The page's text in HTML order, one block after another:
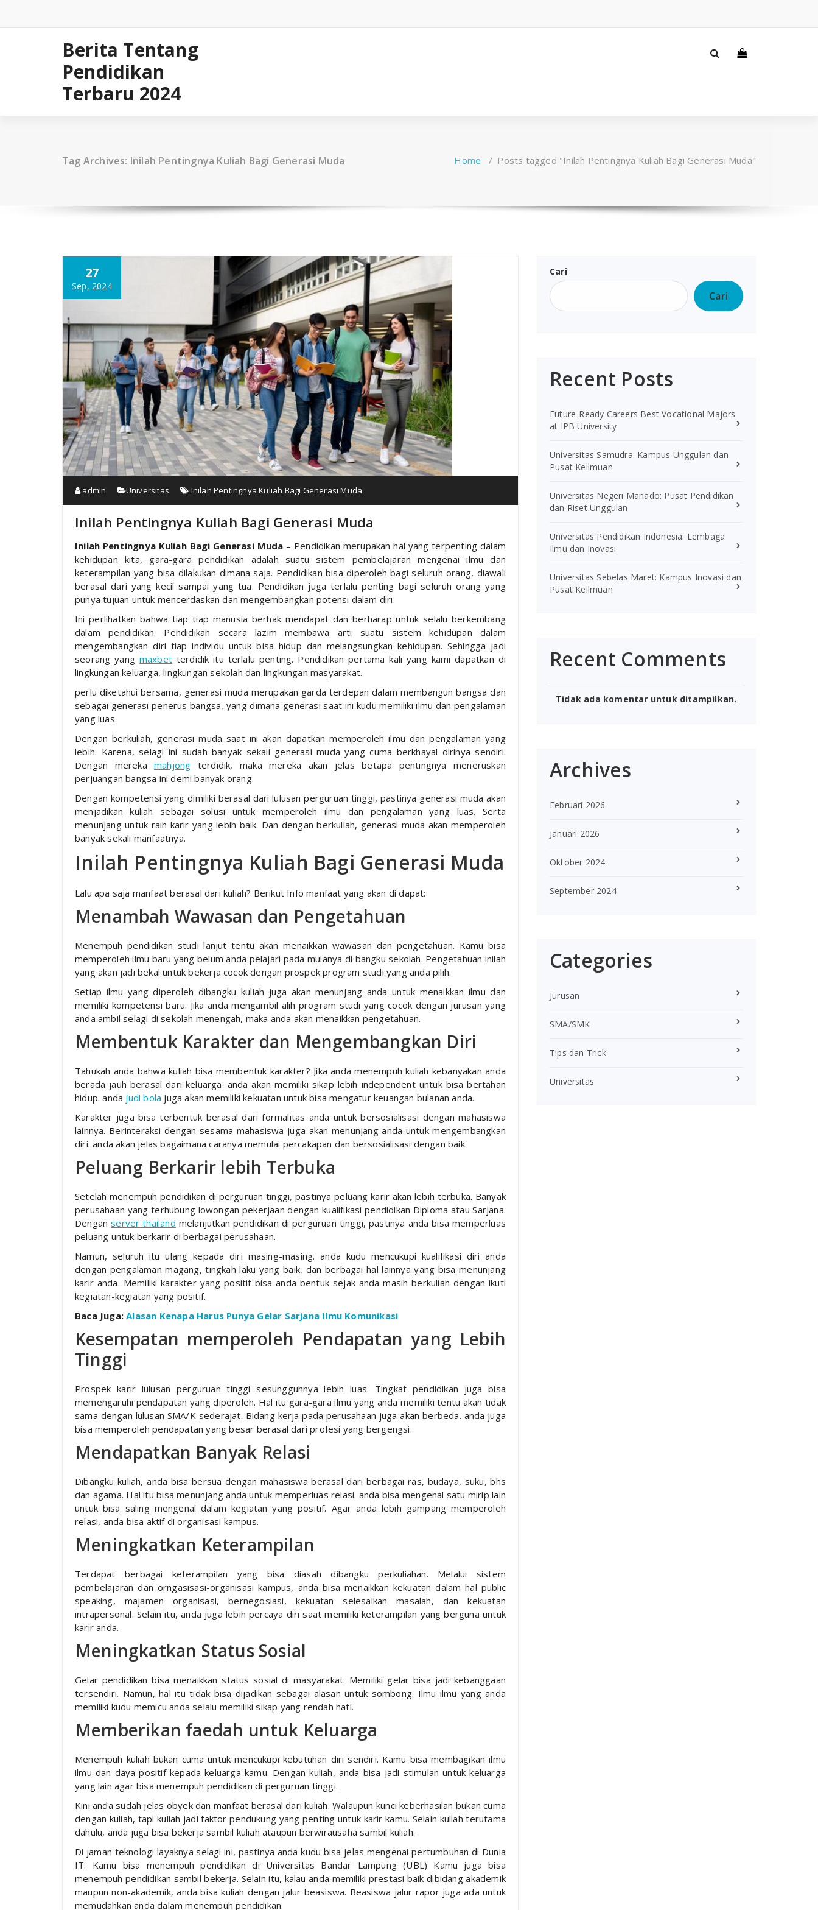
content
Berita Tentang
Pendidikan
Terbaru 2024
Tag Archives: Inilah Pentingnya Kuliah Bagi Generasi Muda Home / Posts tagged "Inilah Pentingnya Kuliah Bagi Generasi Muda"
27
Sep, 2024
admin Universitas Inilah Pentingnya Kuliah Bagi Generasi Muda
Inilah Pentingnya Kuliah Bagi Generasi Muda
Inilah Pentingnya Kuliah Bagi Generasi Muda – Pendidikan merupakan hal yang terpenting dalam
kehidupan kita, gara-gara pendidikan adalah suatu sistem pembelajaran mengenai ilmu dan
keterampilan yang bisa dilakukan dimana saja. Pendidikan bisa diperoleh bagi seluruh orang, diawali
berasal dari yang kecil sampai yang tua. Pendidikan juga terlalu penting bagi seluruh orang yang
punya tujuan untuk mencerdaskan dan mengembangkan potensi dalam diri.
Ini perlihatkan bahwa tiap tiap manusia berhak mendapat dan berharap untuk selalu berkembang
dalam pendidikan. Pendidikan secara lazim membawa arti suatu sistem kehidupan dalam
mengembangkan diri tiap individu untuk bisa hidup dan melangsungkan kehidupan. Sehingga jadi
seorang yang maxbet terdidik itu terlalu penting. Pendidikan pertama kali yang kami dapatkan di
lingkungan keluarga, lingkungan sekolah dan lingkungan masyarakat.
perlu diketahui bersama, generasi muda merupakan garda terdepan dalam membangun bangsa dan
sebagai generasi penerus bangsa, yang dimana generasi saat ini kudu memiliki ilmu dan pengalaman
yang luas.
Dengan berkuliah, generasi muda saat ini akan dapatkan memperoleh ilmu dan pengalaman yang
lebih. Karena, selagi ini sudah banyak sekali generasi muda yang cuma berkhayal dirinya sendiri.
Dengan merekamahjong terdidik, maka mereka akan jelas betapa pentingnya meneruskan
perjuangan bangsa ini demi banyak orang.
Dengan kompetensi yang dimiliki berasal dari lulusan perguruan tinggi, pastinya generasi muda akan
menjadikan kuliah sebagai solusi untuk memperoleh ilmu dan pengalaman yang luas. Serta
menunjang untuk raih karir yang lebih baik. Dan dengan berkuliah, generasi muda akan memperoleh
banyak sekali manfaatnya.
Inilah Pentingnya Kuliah Bagi Generasi Muda
Lalu apa saja manfaat berasal dari kuliah? Berikut Info manfaat yang akan di dapat:
Menambah Wawasan dan Pengetahuan
Menempuh pendidikan studi lanjut tentu akan menaikkan wawasan dan pengetahuan. Kamu bisa
memperoleh ilmu baru yang belum anda pelajari pada mulanya di bangku sekolah. Pengetahuan inilah
yang akan jadi bekal untuk bekerja cocok dengan prospek program studi yang anda pilih.
Setiap ilmu yang diperoleh dibangku kuliah juga akan menunjang anda untuk menaikkan ilmu dan
memiliki kompetensi baru. Jika anda mengambil alih program studi yang cocok dengan jurusan yang
anda ambil selagi di sekolah menengah, maka anda akan menaikkan pengetahuan.
Membentuk Karakter dan Mengembangkan Diri
Tahukah anda bahwa kuliah bisa membentuk karakter? Jika anda menempuh kuliah kebanyakan anda
berada jauh berasal dari keluarga. anda akan memiliki sikap lebih independent untuk bisa bertahan
hidup. anda judi bola juga akan memiliki kekuatan untuk bisa mengatur keuangan bulanan anda.
Karakter juga bisa terbentuk berasal dari formalitas anda untuk bersosialisasi dengan mahasiswa
lainnya. Berinteraksi dengan sesama mahasiswa juga akan menunjang anda untuk mengembangkan
diri. anda akan jelas bagaimana caranya memulai percakapan dan bersosialisasi dengan baik.
Peluang Berkarir lebih Terbuka
Setelah menempuh pendidikan di perguruan tinggi, pastinya peluang karir akan lebih terbuka. Banyak
perusahaan yang terhubung lowongan pekerjaan dengan kualifikasi pendidikan Diploma atau Sarjana.
Denganserver thailand melanjutkan pendidikan di perguruan tinggi, pastinya anda bisa memperluas
peluang untuk berkarir di berbagai perusahaan.
Namun, seluruh itu ulang kepada diri masing-masing. anda kudu mencukupi kualifikasi diri anda
dengan pengalaman magang, tingkah laku yang baik, dan berbagai hal lainnya yang bisa menunjang
karir anda. Memiliki karakter yang positif bisa anda bentuk sejak anda masih berkuliah dengan ikuti
kegiatan-kegiatan yang positif.
Baca Juga:Alasan Kenapa Harus Punya Gelar Sarjana Ilmu Komunikasi
Kesempatan memperoleh Pendapatan yang Lebih
Tinggi
Prospek karir lulusan perguruan tinggi sesungguhnya lebih luas. Tingkat pendidikan juga bisa
memengaruhi pendapatan yang diperoleh. Hal itu gara-gara ilmu yang anda memiliki tentu akan tidak
sama dengan lulusan SMA/K sederajat. Bidang kerja pada perusahaan juga akan berbeda. anda juga
bisa memperoleh pendapatan yang besar berasal dari profesi yang bergengsi.
Mendapatkan Banyak Relasi
Dibangku kuliah, anda bisa bersua dengan mahasiswa berasal dari berbagai ras, budaya, suku, bhs
dan agama. Hal itu bisa menunjang anda untuk memperluas relasi. anda bisa mengenal satu mirip lain
untuk bisa saling mengenal dalam kegiatan yang positif. Agar anda lebih gampang memperoleh
relasi, anda bisa aktif di organisasi kampus.
Meningkatkan Keterampilan
Terdapat berbagai keterampilan yang bisa diasah dibangku perkuliahan. Melalui sistem
pembelajaran dan orngasisasi-organisasi kampus, anda bisa menaikkan kekuatan dalam hal public
speaking, majamen organisasi, bernegosiasi, kekuatan selesaikan masalah, dan kekuatan
intrapersonal. Selain itu, anda juga lebih percaya diri saat memiliki keterampilan yang berguna untuk
karir anda.
Meningkatkan Status Sosial
Gelar pendidikan bisa menaikkan status sosial di masyarakat. Memiliki gelar bisa jadi kebanggaan
tersendiri. Namun, hal itu tidak bisa dijadikan sebagai alasan untuk sombong. Ilmu ilmu yang anda
memiliki kudu memicu anda selalu memiliki sikap yang rendah hati.
Memberikan faedah untuk Keluarga
Menempuh kuliah bukan cuma untuk mencukupi kebutuhan diri sendiri. Kamu bisa membagikan ilmu
ilmu dan daya positif kepada keluarga kamu. Dengan kuliah, anda bisa jadi stimulan untuk keluarga
yang lain agar bisa menempuh pendidikan di perguruan tinggi.
Kini anda sudah jelas obyek dan manfaat berasal dari kuliah. Walaupun kunci keberhasilan bukan cuma
dengan kuliah, tapi kuliah jadi faktor pendukung yang penting untuk karir kamu. Selain kuliah terutama
dahulu, anda juga bisa bekerja sambil kuliah ataupun berwirausaha sambil kuliah.
Di jaman teknologi layaknya selagi ini, pastinya anda kudu bisa jelas mengenai pertumbuhan di Dunia
IT. Kamu bisa menempuh pendidikan di Universitas Bandar Lampung (UBL) Kamu juga bisa
menempuh pendidikan sambil bekerja. Selain itu, kalau anda memiliki prestasi baik dibidang akademik
maupun non-akademik, anda bisa kuliah dengan jalur beasiswa. Beasiswa jalur rapor juga ada untuk
memudahkan anda dalam menempuh pendidikan.
Cari
Cari
Recent Posts
Future-Ready Careers Best Vocational Majors
at IPB University
Universitas Samudra: Kampus Unggulan dan
Pusat Keilmuan
Universitas Negeri Manado: Pusat Pendidikan
dan Riset Unggulan
Universitas Pendidikan Indonesia: Lembaga
Ilmu dan Inovasi
Universitas Sebelas Maret: Kampus Inovasi dan
Pusat Keilmuan
Recent Comments
Tidak ada komentar untuk ditampilkan.
Archives
Februari 2026
Januari 2026
Oktober 2024
September 2024
Categories
Jurusan
SMA/SMK
Tips dan Trick
Universitas